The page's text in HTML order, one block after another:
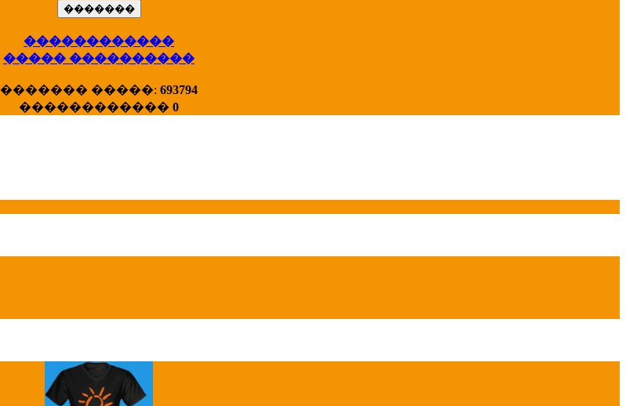
X�����
����� HotStat
...
������������
����� ����������
������� �����: 693794
������������ 0